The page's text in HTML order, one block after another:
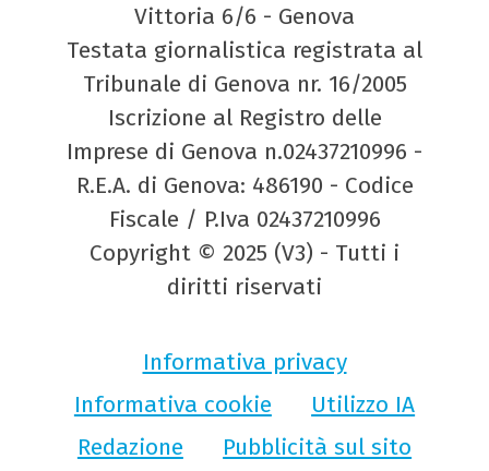
Vittoria 6/6 - Genova
Testata giornalistica registrata al
Tribunale di Genova nr. 16/2005
Iscrizione al Registro delle
Imprese di Genova n.02437210996 -
R.E.A. di Genova: 486190 - Codice
Fiscale / P.Iva 02437210996
Copyright © 2025 (V3) - Tutti i
diritti riservati
Informativa privacy
Informativa cookie
Utilizzo IA
Redazione
Pubblicità sul sito